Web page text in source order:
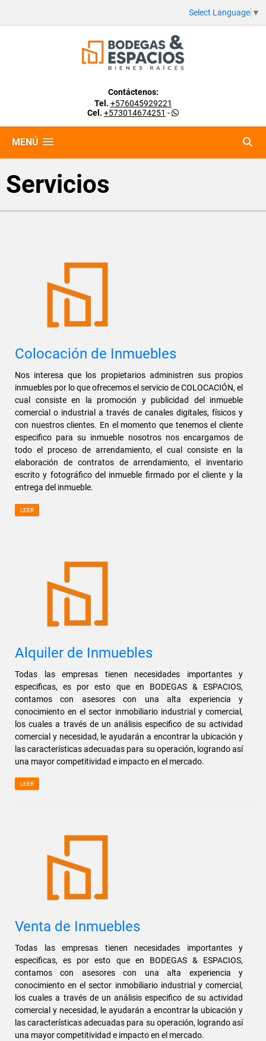
Select Language ▼
Contáctenos:
Tel. +576045929221
Cel. +573014674251 -
MENÚ
Servicios
Colocación de Inmuebles
Nos interesa que los propietarios administren sus propios
inmuebles por lo que ofrecemos el servicio de COLOCACIÓN, el
cual consiste en la promoción y publicidad del inmueble
comercial o industrial a través de canales digitales, físicos y
con nuestros clientes. En el momento que tenemos el cliente
especifico para su inmueble nosotros nos encargamos de
todo el proceso de arrendamiento, el cual consiste en la
elaboración de contratos de arrendamiento, el inventario
escrito y fotográfico del inmueble firmado por el cliente y la
entrega del inmueble.
LEER
Alquiler de Inmuebles
Todas las empresas tienen necesidades importantes y
especificas, es por esto que en BODEGAS & ESPACIOS,
contamos con asesores con una alta experiencia y
conocimiento en el sector inmobiliario industrial y comercial,
los cuales a través de un análisis especifico de su actividad
comercial y necesidad, le ayudarán a encontrar la ubicación y
las características adecuadas para su operación, logrando así
una mayor competitividad e impacto en el mercado.
LEER
Venta de Inmuebles
Todas las empresas tienen necesidades importantes y
especificas, es por esto que en BODEGAS & ESPACIOS,
contamos con asesores con una alta experiencia y
conocimiento en el sector inmobiliario industrial y comercial,
los cuales a través de un análisis especifico de su actividad
comercial y necesidad, le ayudarán a encontrar la ubicación y
las características adecuadas para su operación, logrando así
una mayor competitividad e impacto en el mercado.